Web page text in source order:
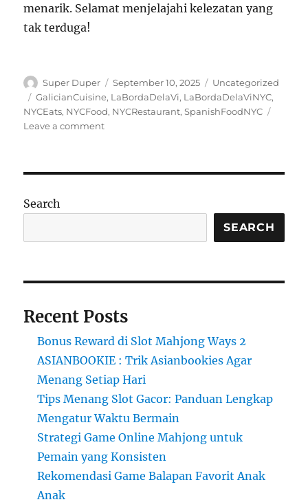
menarik. Selamat menjelajahi kelezatan yang
tak terduga!
Author
Super Duper
Posted
on
September 10, 2025 Categories
Uncategorized
Tags
GalicianCuisine, LaBordaDelaVi, LaBordaDelaViNYC,
NYCEats, NYCFood, NYCRestaurant,SpanishFoodNYC
Leave a commenton
dengan
Barat
Search
SEARCH
Recent Posts
Bonus Reward di Slot Mahjong Ways 2
ASIANBOOKIE : Trik Asianbookies Agar
Menang Setiap Hari
Tips Menang Slot Gacor: Panduan Lengkap
Mengatur Waktu Bermain
Strategi Game Online Mahjong untuk
Pemain yang Konsisten
Rekomendasi Game Balapan Favorit Anak
Anak